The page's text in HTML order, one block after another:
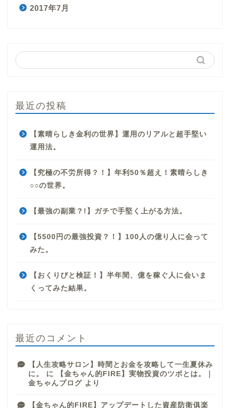
2017年7月
最近の投稿
【素晴らしき金利の世界】運用のリアルと超手堅い
運用法。
【究極の不労所得？！】年利50％超え！素晴らしき
○○の世界。
【最強の副業？!】ガチで手堅く上がる方法。
【5500円の最強投資？！】100人の億り人に会って
みた。
【おくりびと検証！】半年間、億を稼ぐ人に会いま
くってみた結果。
最近のコメント
【人生攻略サロン】時間とお金を攻略して一生夏休み
に。
に
【金ちゃん的FIRE】実物投資のツボとは。｜
金ちゃんブログ より
【金ちゃん的FIRE】アップデートした資産防衛俱楽